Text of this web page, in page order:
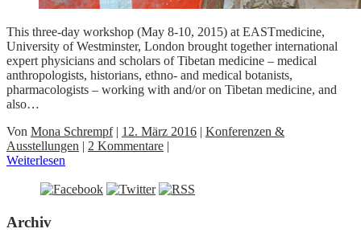
This three-day workshop (May 8-10, 2015) at EASTmedicine,
University of Westminster, London brought together international
expert physicians and scholars of Tibetan medicine – medical
anthropologists, historians, ethno- and medical botanists,
pharmacologists – working with and/or on Tibetan medicine, and
also…
Von Mona Schrempf| 12. März 2016 | Konferenzen &
Ausstellungen | 2 Kommentare |
Weiterlesen
Archiv